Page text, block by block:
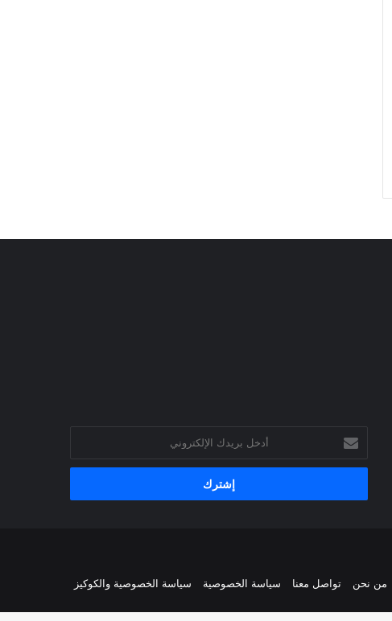
بريدك
الإلكتروني
من نحن تواصل معنا سياسة الخصوصية سياسة الخصوصية والكوكيز